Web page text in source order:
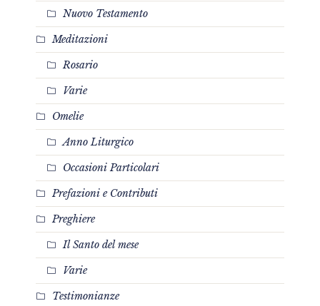
Nuovo Testamento
Meditazioni
Rosario
Varie
Omelie
Anno Liturgico
Occasioni Particolari
Prefazioni e Contributi
Preghiere
Il Santo del mese
Varie
Testimonianze